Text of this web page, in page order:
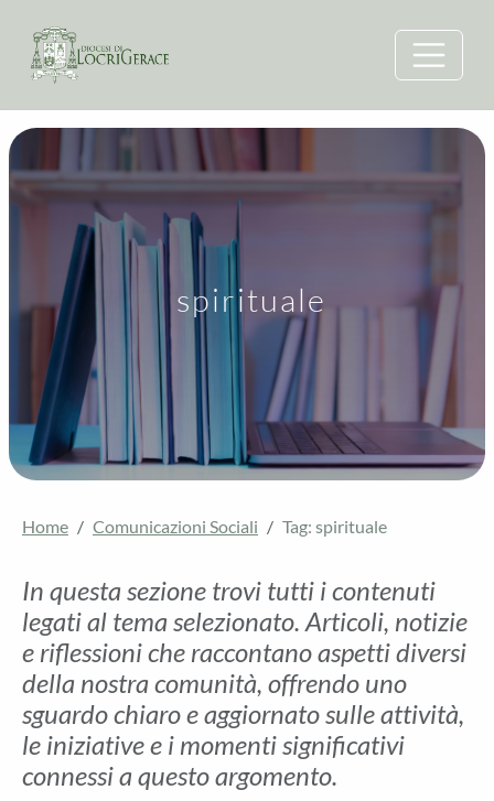
spirituale
Home Comunicazioni Sociali Tag: spirituale
In questa sezione trovi tutti i contenuti
legati al tema selezionato. Articoli, notizie
e riflessioni che raccontano aspetti diversi
della nostra comunità, offrendo uno
sguardo chiaro e aggiornato sulle attività,
le iniziative e i momenti significativi
connessi a questo argomento.